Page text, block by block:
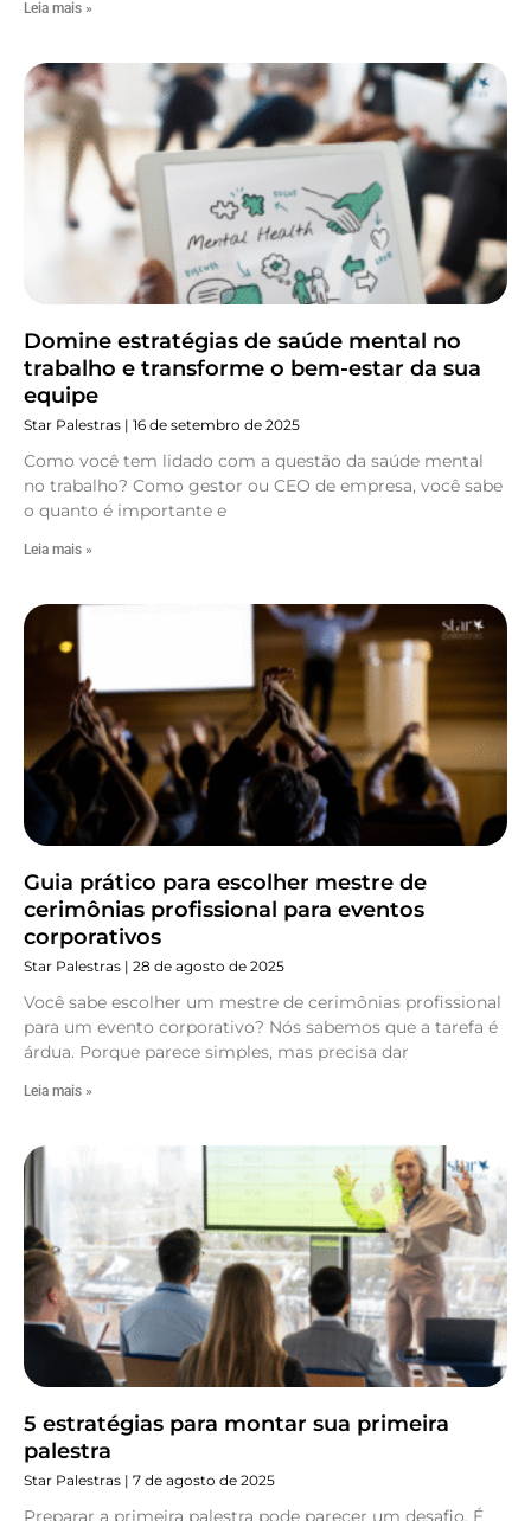
Leia mais »
Domine estratégias de saúde mental no
trabalho e transforme o bem-estar da sua
equipe
Star Palestras 16 de setembro de 2025
Como você tem lidado com a questão da saúde mental
no trabalho? Como gestor ou CEO de empresa, você sabe
o quanto é importante e
Leia mais »
Guia prático para escolher mestre de
cerimônias profissional para eventos
corporativos
Star Palestras 28 de agosto de 2025
Você sabe escolher um mestre de cerimônias profissional
para um evento corporativo? Nós sabemos que a tarefa é
árdua. Porque parece simples, mas precisa dar
Leia mais »
5 estratégias para montar sua primeira
palestra
Star Palestras 7 de agosto de 2025
Preparar a primeira palestra pode parecer um desafio. É